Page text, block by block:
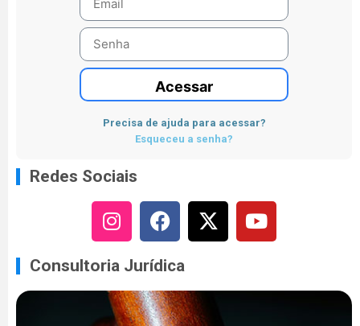
Acessar
Precisa de ajuda para acessar?
Esqueceu a senha?
Redes Sociais
Consultoria Jurídica